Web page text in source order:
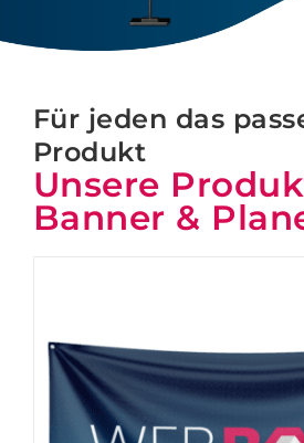
Für jeden das
Produkt
Unsere
Banner &